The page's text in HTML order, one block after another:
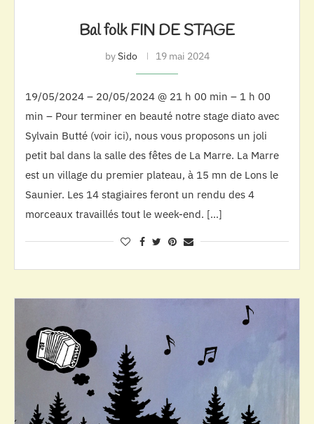
Bal folk FIN DE STAGE
bySido 19 mai 2024
19/05/2024 – 20/05/2024 @ 21 h 00 min – 1 h 00
min – Pour terminer en beauté notre stage diato avec
Sylvain Butté (voir ici), nous vous proposons un joli
petit bal dans la salle des fêtes de La Marre. La Marre
est un village du premier plateau, à 15 mn de Lons le
Saunier. Les 14 stagiaires feront un rendu des 4
morceaux travaillés tout le week-end. […]